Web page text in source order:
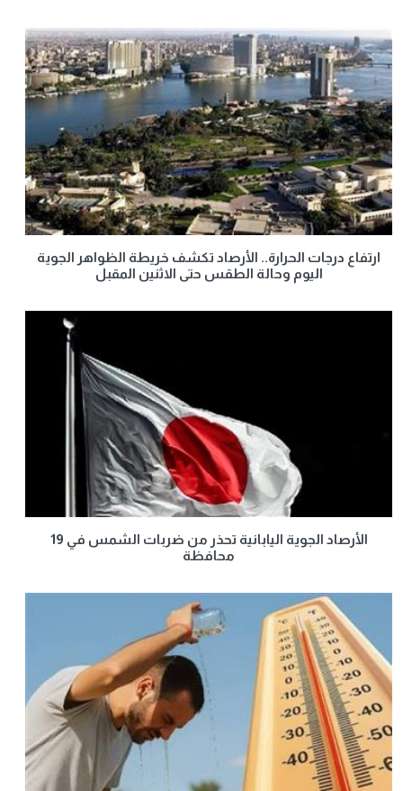
ارتفاع درجات الحرارة.. الأرصاد تكشف خريطة الظواهر الجوية
اليوم وحالة الطقس حتى الاثنين المقبل
الأرصاد الجوية اليابانية تحذر من ضربات الشمس في 19
محافظة